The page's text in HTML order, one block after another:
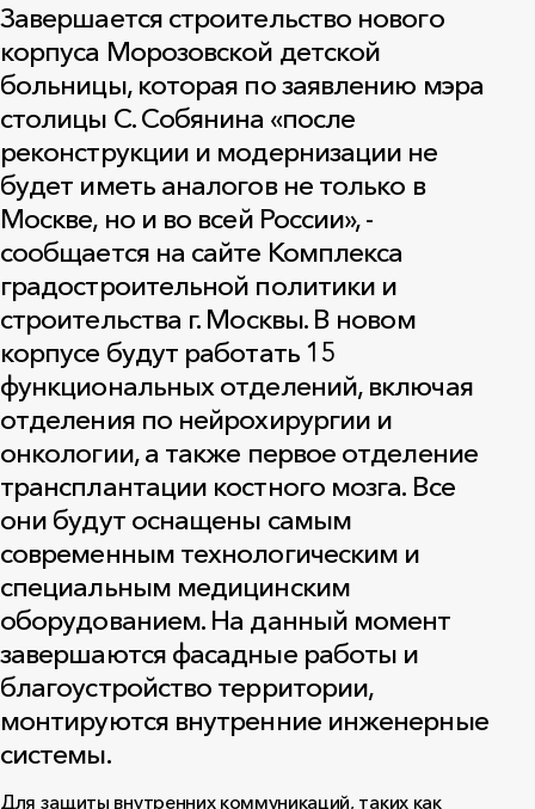
Завершается строительство нового
корпуса Морозовской детской
больницы, которая по заявлению мэра
столицы С. Собянина «после
реконструкции и модернизации не
будет иметь аналогов не только в
Москве, но и во всей России», -
сообщается на сайте Комплекса
градостроительной политики и
строительства г. Москвы. В новом
корпусе будут работать 15
функциональных отделений, включая
отделения по нейрохирургии и
онкологии, а также первое отделение
трансплантации костного мозга. Все
они будут оснащены самым
современным технологическим и
специальным медицинским
оборудованием. На данный момент
завершаются фасадные работы и
благоустройство территории,
монтируются внутренние инженерные
системы.
Для защиты внутренних коммуникаций, таких как